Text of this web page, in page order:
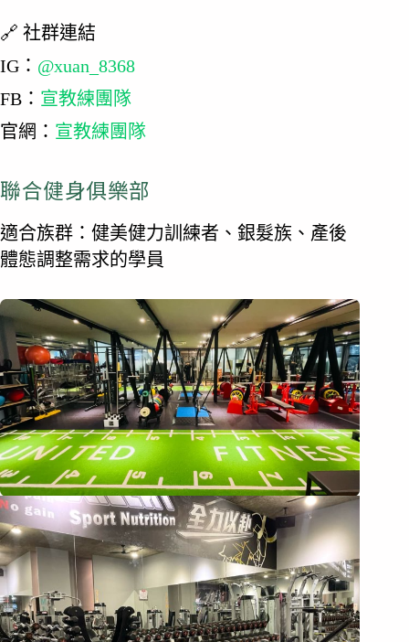
🔗 社群連結
IG： @xuan_8368
FB： 宣教練團隊
官網： 宣教練團隊
聯合健身俱樂部
適合族群：健美健力訓練者、銀髮族、產後
體態調整需求的學員